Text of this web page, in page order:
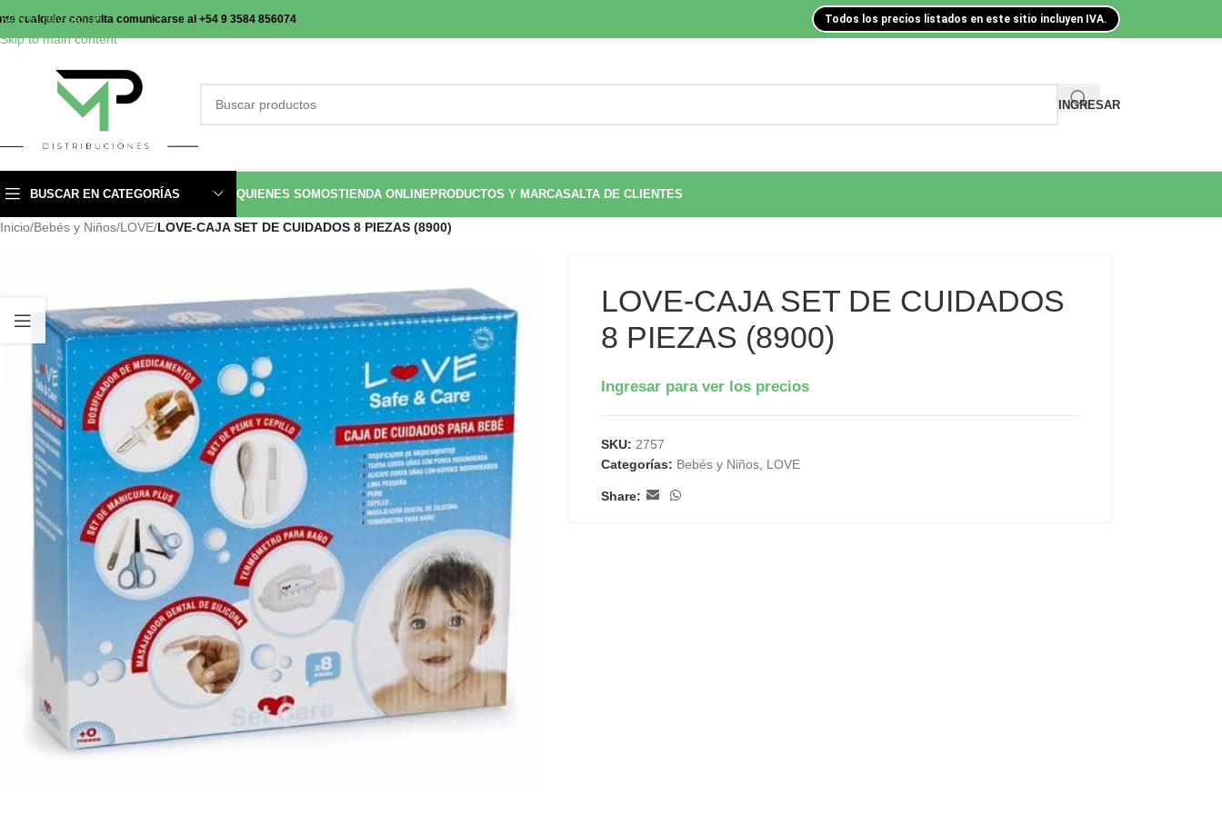
Skip to navigation
Skip to main content
cualquier consulta comunicarse al +54 9 3584 856074 Todos los precios listados en este sitio incluyen IVA.
INGRESAR
BUSCAR EN CATEGORÍAS QUIENES SOMOSTIENDA ONLINEPRODUCTOS Y MARCASALTA DE CLIENTES
Inicio/Bebés y Niños/LOVE/LOVE-CAJA SET DE CUIDADOS 8 PIEZAS (8900)
LOVE-CAJA SET DE CUIDADOS
8 PIEZAS (8900)
Ingresar para ver los precios
SKU: 2757
Categorías: Bebés y Niños, LOVE
Share: